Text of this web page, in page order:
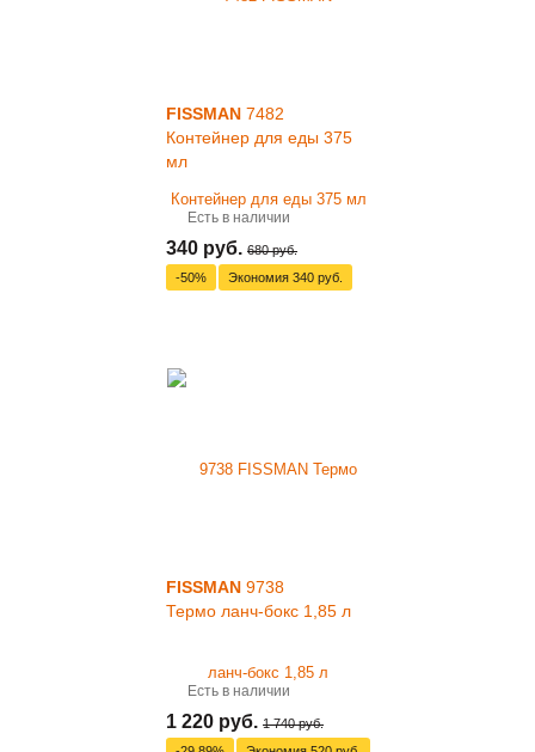
FISSMAN 7482
Контейнер для еды 375
мл
Есть в наличии
340 руб. 680 руб.
-50%
Экономия 340 руб.
FISSMAN 9738
Термо ланч-бокс 1,85 л
Есть в наличии
1 220 руб. 1 740 руб.